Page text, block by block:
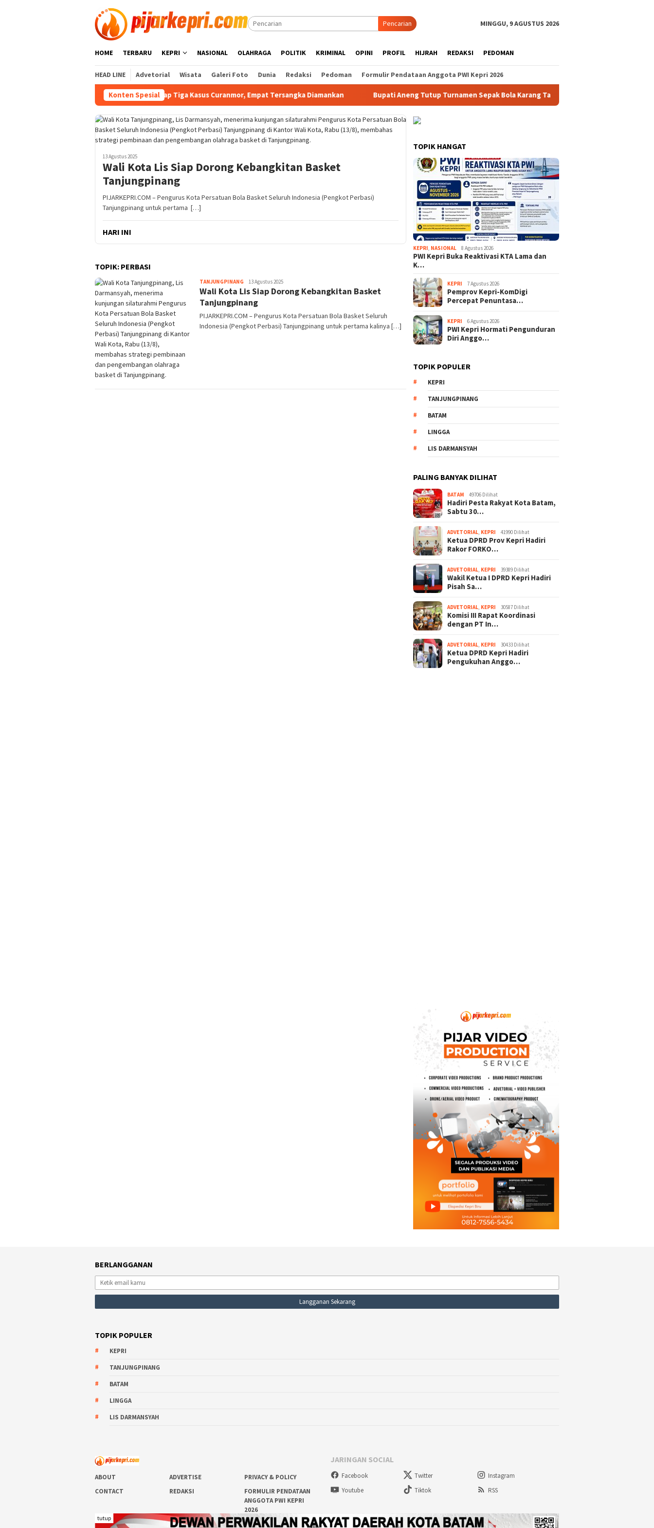
Pencarian MINGGU, 9 AGUSTUS 2026
HOME TERBARU KEPRI NASIONAL OLAHRAGA POLITIK KRIMINAL OPINI PROFIL HIJRAH REDAKSI PEDOMAN
HEAD LINE Advetorial Wisata Galeri Foto Dunia Redaksi Pedoman Formulir Pendataan Anggota PWI Kepri 2026
Konten Spesial
Polresta Barelang Ungkap Tiga Kasus Curanmor, Empat Tersangka Diamankan Bupati Aneng Tutup Turnamen Sepak Bola Karang Taruna Anggrek
13 Agustus 2025
Wali Kota Lis Siap Dorong Kebangkitan Basket
Tanjungpinang
PIJARKEPRI.COM – Pengurus Kota Persatuan Bola Basket Seluruh Indonesia (Pengkot Perbasi)
Tanjungpinang untuk pertama […]
HARI INI
TOPIK: PERBASI
TANJUNGPINANG Pijarkepri.com
13 Agustus 2025
Wali Kota Lis Siap Dorong Kebangkitan Basket
Tanjungpinang
PIJARKEPRI.COM – Pengurus Kota Persatuan Bola Basket Seluruh
Indonesia (Pengkot Perbasi) Tanjungpinang untuk pertama kalinya […]
TOPIK HANGAT
KEPRI NASIONAL 8 Agustus 2026
PWI Kepri Buka Reaktivasi KTA Lama dan
K…
KEPRI 7 Agustus 2026
Pemprov Kepri-KomDigi
Percepat Penuntasa…
KEPRI 6 Agustus 2026
PWI Kepri Hormati Pengunduran
Diri Anggo…
TOPIK POPULER
KEPRI
TANJUNGPINANG
BATAM
LINGGA
LIS DARMANSYAH
PALING BANYAK DILIHAT
BATAM 49706 Dilihat
Hadiri Pesta Rakyat Kota Batam,
Sabtu 30…
ADVETORIAL KEPRI 41990 Dilihat
Ketua DPRD Prov Kepri Hadiri
Rakor FORKO…
ADVETORIAL KEPRI 39389 Dilihat
Wakil Ketua I DPRD Kepri Hadiri
Pisah Sa…
ADVETORIAL KEPRI 30587 Dilihat
Komisi III Rapat Koordinasi
dengan PT In…
ADVETORIAL KEPRI 30433 Dilihat
Ketua DPRD Kepri Hadiri
Pengukuhan Anggo…
BERLANGGANAN
TOPIK POPULER
KEPRI
TANJUNGPINANG
BATAM
LINGGA
LIS DARMANSYAH
ABOUT ADVERTISE
PRIVACY & POLICY
CONTACT
REDAKSI
FORMULIR PENDATAAN
ANGGOTA PWI KEPRI
2026
JARINGAN SOCIAL
Facebook Twitter
Instagram
Youtube
Tiktok RSS
tutup